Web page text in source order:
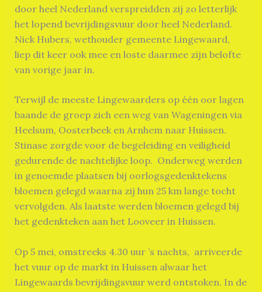
door heel Nederland verspreidden zij zo letterlijk
het lopend bevrijdingsvuur door heel Nederland.
Nick Hubers, wethouder gemeente Lingewaard,
liep dit keer ook mee en loste daarmee zijn belofte
van vorige jaar in.
Terwijl de meeste Lingewaarders op één oor lagen
baande de groep zich een weg van Wageningen via
Heelsum, Oosterbeek en Arnhem naar Huissen.
Stinase zorgde voor de begeleiding en veiligheid
gedurende de nachtelijke loop. Onderweg werden
in genoemde plaatsen bij oorlogsgedenktekens
bloemen gelegd waarna zij hun 25 km lange tocht
vervolgden. Als laatste werden bloemen gelegd bij
het gedenkteken aan het Looveer in Huissen.
Op 5 mei, omstreeks 4.30 uur ’s nachts, arriveerde
het vuur op de markt in Huissen alwaar het
Lingewaards bevrijdingsvuur werd ontstoken. In de